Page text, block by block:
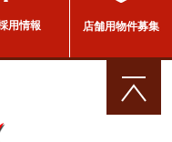
用情報 店舗用物件募集